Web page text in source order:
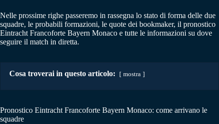
Nelle prossime righe passeremo in rassegna lo stato di forma delle due
squadre, le probabili formazioni, le quote dei bookmaker, il pronostico
Eintracht Francoforte Bayern Monaco e tutte le informazioni su dove
seguire il match in diretta.
Cosa troverai in questo articolo: mostra
Pronostico Eintracht Francoforte Bayern Monaco: come arrivano le
squadre